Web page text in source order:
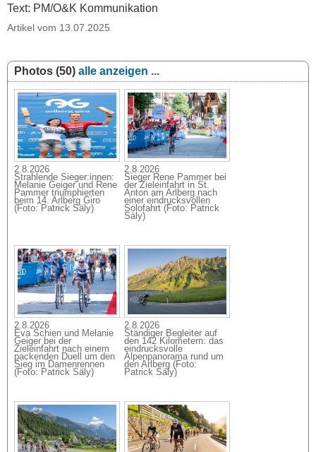
Text: PM/O&K Kommunikation
Artikel vom 13.07.2025
Photos (50) alle anzeigen ...
2.8.2026
Strahlende Sieger:innen:
Melanie Geiger und Rene
Pammer triumphierten
beim 14. Arlberg Giro
(Foto: Patrick Säly)
2.8.2026
Sieger Rene Pammer bei
der Zieleinfahrt in St.
Anton am Arlberg nach
einer eindrucksvollen
Solofahrt (Foto: Patrick
Säly)
2.8.2026
Eva Schien und Melanie
Geiger bei der
Zieleinfahrt nach einem
packenden Duell um den
Sieg im Damenrennen
(Foto: Patrick Säly)
2.8.2026
Ständiger Begleiter auf
den 142 Kilometern: das
eindrucksvolle
Alpenpanorama rund um
den Arlberg (Foto:
Patrick Säly)